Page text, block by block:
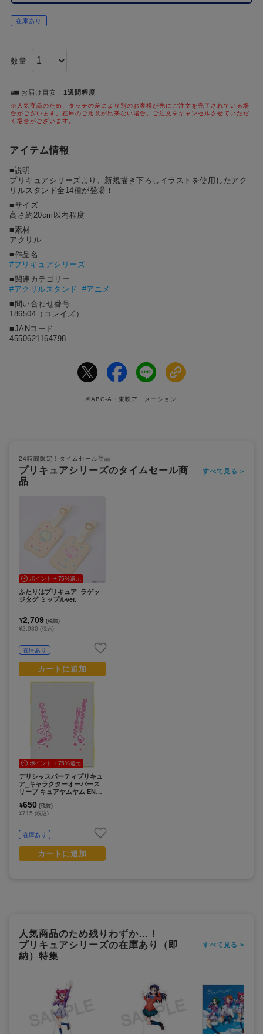
イ
ズ
キ
ワ
ー
ド
3位 #初音ミク シリーズ #ゴールデンカムイ #東京リベンジャーズ（東リベ）
在庫あり
数量
お届け目安 1週間程度
※人気商品のため、タッチの差により別のお客様が先にご注文を完了されている場
合がございます。在庫のご用意が出来ない場合、ご注文をキャンセルさせていただ
く場合がございます。
アイテム情報
■説明
プリキュアシリーズより、新規描き下ろしイラストを使用したアク
リルスタンド全14種が登場！
■サイズ
高さ約20cm以内程度
■素材
アクリル
■作品名
#プリキュアシリーズ
■関連カテゴリー
#アクリルスタンド
#アニメ
■問い合わせ番号
186504（コレイズ）
■JANコード
4550621164798
©ABC-A・東映アニメーション
24時間限定！タイムセール商品
プリキュアシリーズのタイムセール商
品
すべて見る >
ポイント + 75%還元
ふたりはプリキュア_ラゲッ
ジタグ ミップルver.
¥2,709 (税抜)
¥2,980 (税込)
在庫あり
カートに追加
ポイント + 75%還元
デリシャスパーティプリキュ
ア_キャラクターオーバース
リーブ キュアヤムヤム ENO-
¥650 (税抜)
¥715 (税込)
在庫あり
カートに追加
人気商品のため残りわずか…！
プリキュアシリーズの在庫あり（即
納）特集
すべて見る >